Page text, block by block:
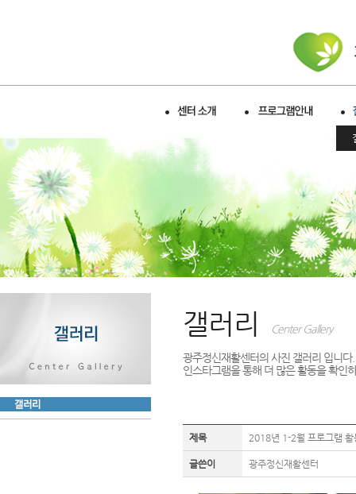
갤러리 Center Gallery
광주정신재활센터의 사진 갤러리 입니다.
인스타그램을 통해 더 많은 활동을 확인
제목 2018년 1-2월 프로그램
글쓴이 광주정신재활센터